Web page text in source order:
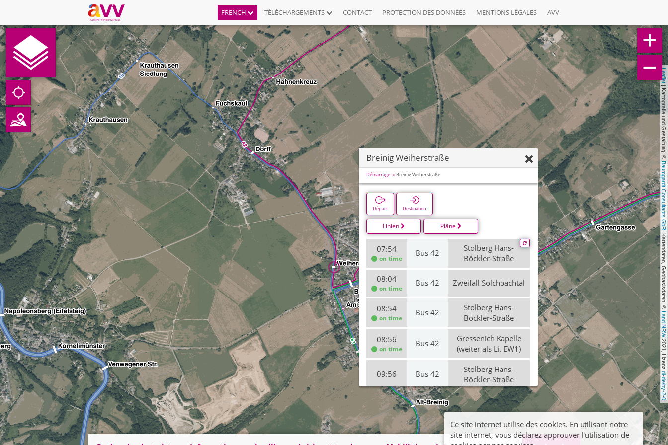
FRENCH TÉLÉCHARGEMENTS CONTACT PROTECTION DES DONNÉES MENTIONS LÉGALES AVV
Leaflet
| Kartografie und Gestaltung: ©
Baumgardt Consultants GbR
, Kartendaten, Geobasisdaten: ©
Land NRW
2021, Lizenz
dl-de/by-2-0
Breinig Weiherstraße
Démarrage Breinig Weiherstraße
Départ Destination
Linien Pläne
07:54
on time
Bus 42
Stolberg Hans-
Böckler-Straße
08:04
on time
Bus 42 Zweifall Solchbachtal
08:54
on time
Bus 42
Stolberg Hans-
Böckler-Straße
08:56
on time
Bus 42
Gressenich Kapelle
(weiter als Li. EW1)
09:56 Bus 42
Stolberg Hans-
Böckler-Straße
09:56
on time
Bus 42
Gressenich Kapelle
(weiter als Li. EW1)
Ce site internet utilise des cookies. En utilisant notre
site internet, vous déclarez approuver l'utilisation de